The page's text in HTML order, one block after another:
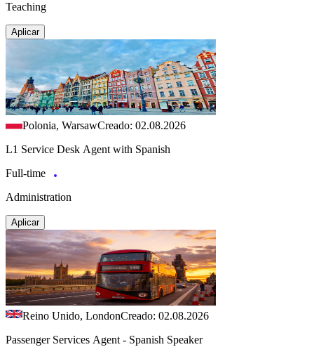
Teaching
Aplicar
Polonia, WarsawCreado: 02.08.2026
L1 Service Desk Agent with Spanish
Full-time
Administration
Aplicar
Reino Unido, LondonCreado: 02.08.2026
Passenger Services Agent - Spanish Speaker